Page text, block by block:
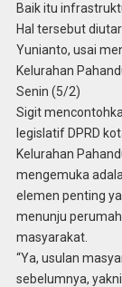
Baik itu
Hal tersebut
Yunianto, usai
Kelurahan
Senin (5/2)
Sigit
legislatif DPRD
Kelurahan
mengemuka
elemen penting
menunju
masyarakat.
“Ya, usulan
sebelumnya,